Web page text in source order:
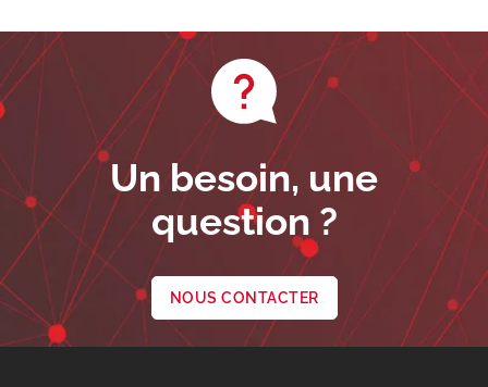
Un besoin, une
question ?
NOUS CONTACTER